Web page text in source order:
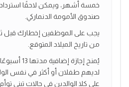
خمسة أشهر، ويمكن لاحقًا استرداد
صندوق الأمومة الدنماركي.
يجب على الموظفين إخطارك قبل
من تاريخ الميلاد المتوقع.
يُمنح إجازة
لديهم طفلان أو أكثر في نفس
على كلا الوالدين في حالات تبني